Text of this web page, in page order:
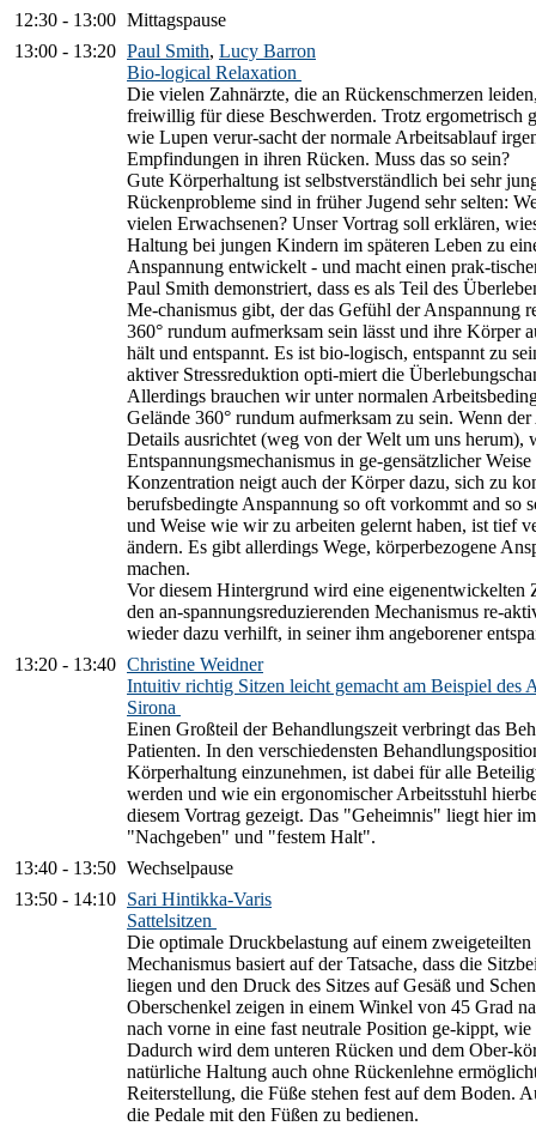
12:30 - 13:00 Mittagspause
13:00 - 13:20 Paul Smith, Lucy Barron
Bio-logical Relaxation
Die vielen Zahnärzte, die an Rückenschmerzen
freiwillig für diese Beschwerden. Trotz ergometrisch
wie Lupen verur-sacht der normale Arbeitsablauf
Empfindungen in ihren Rücken. Muss das so sein?
Gute Körperhaltung ist selbstverständlich bei sehr
Rückenprobleme sind in früher Jugend sehr selten:
vielen Erwachsenen? Unser Vortrag soll erklären,
Haltung bei jungen Kindern im späteren Leben zu
Anspannung entwickelt - und macht einen prak-
Paul Smith demonstriert, dass es als Teil des
Me-chanismus gibt, der das Gefühl der Anspannung
360° rundum aufmerksam sein lässt und ihre Körper
hält und entspannt. Es ist bio-logisch, entspannt zu
aktiver Stressreduktion opti-miert die
Allerdings brauchen wir unter normalen
Gelände 360° rundum aufmerksam zu sein. Wenn
Details ausrichtet (weg von der Welt um uns herum),
Entspannungsmechanismus in ge-gensätzlicher
Konzentration neigt auch der Körper dazu, sich zu
berufsbedingte Anspannung so oft vorkommt and so
und Weise wie wir zu arbeiten gelernt haben, ist tief
ändern. Es gibt allerdings Wege, körperbezogene
machen.
Vor diesem Hintergrund wird eine eigenentwickelten
den an-spannungsreduzierenden Mechanismus re-
wieder dazu verhilft, in seiner ihm angeborener
13:20 - 13:40 Christine Weidner
Intuitiv richtig Sitzen leicht gemacht am Beispiel
Sirona
Einen Großteil der Behandlungszeit verbringt das
Patienten. In den verschiedensten
Körperhaltung einzunehmen, ist dabei für alle
werden und wie ein ergonomischer Arbeitsstuhl
diesem Vortrag gezeigt. Das "Geheimnis" liegt hier
"Nachgeben" und "festem Halt".
13:40 - 13:50 Wechselpause
13:50 - 14:10 Sari Hintikka-Varis
Sattelsitzen
Die optimale Druckbelastung auf einem
Mechanismus basiert auf der Tatsache, dass die
liegen und den Druck des Sitzes auf Gesäß und
Oberschenkel zeigen in einem Winkel von 45 Grad
nach vorne in eine fast neutrale Position ge-kippt,
Dadurch wird dem unteren Rücken und dem Ober-
natürliche Haltung auch ohne Rückenlehne
Reiterstellung, die Füße stehen fest auf dem Boden.
die Pedale mit den Füßen zu bedienen.